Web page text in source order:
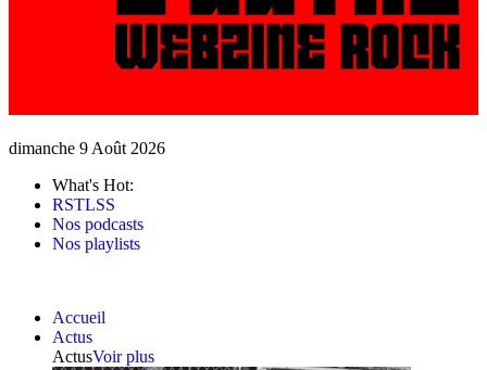
dimanche 9 Août 2026
What's Hot:
RSTLSS
Nos podcasts
Nos playlists
Accueil
Actus
ActusVoir plus